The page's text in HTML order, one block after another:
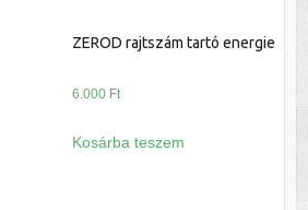
ZEROD rajtszám tartó energie
6.000 Ft
Kosárba teszem